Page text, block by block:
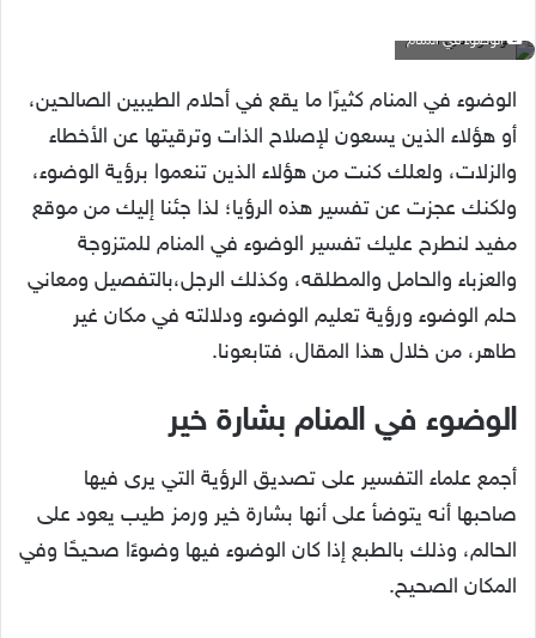
الوضوء في المنام
الوضوء في المنام كثيرًا ما يقع في أحلام الطيبين الصالحين،
أو هؤلاء الذين يسعون لإصلاح الذات وترقيتها عن الأخطاء
والزلات، ولعلك كنت من هؤلاء الذين تنعموا برؤية الوضوء،
ولكنك عجزت عن تفسير هذه الرؤيا؛ لذا جئنا إليك من موقع
مفيد لنطرح عليك تفسير الوضوء في المنام للمتزوجة
والعزباء والحامل والمطلقه، وكذلك الرجل،بالتفصيل ومعاني
حلم الوضوء ورؤية تعليم الوضوء ودلالته في مكان غير
طاهر، من خلال هذا المقال، فتابعونا.
الوضوء في المنام بشارة خير
أجمع علماء التفسير على تصديق الرؤية التي يرى فيها
صاحبها أنه يتوضأ على أنها بشارة خير ورمز طيب يعود على
الحالم، وذلك بالطبع إذا كان الوضوء فيها وضوءًا صحيحًا وفي
المكان الصحيح.